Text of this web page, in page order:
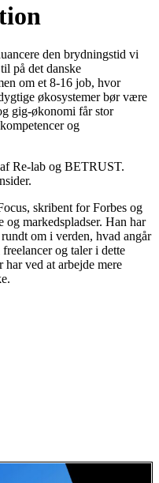
den brydningstid vi
på det danske
om et 8-16 job, hvor
økosystemer bør være
gig-økonomi får stor
og
Re-lab og BETRUST.
skribent for Forbes og
og markedspladser. Han har
om i verden, hvad angår
og taler i dette
ved at arbejde mere